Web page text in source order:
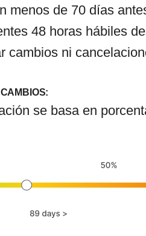
menos de 70 días
48 horas hábiles
cambios ni
se basa en